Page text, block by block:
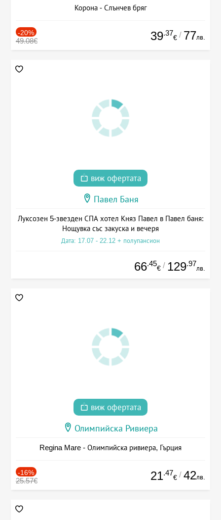
Корона - Слънчев бряг
-20%
49.08€ 39.37
€ / 77лв.
виж офертата
Павел Баня
Луксозен 5-звезден СПА хотел Княз Павел в Павел баня:
Нощувка със закуска и вечеря
Дата: 17.07 - 22.12 + полупансион
66.45
€ / 129.97
лв.
виж офертата
Олимпийска Ривиера
Regina Mare - Олимпийска ривиера, Гърция
-16%
25.57€ 21.47
€ / 42лв.